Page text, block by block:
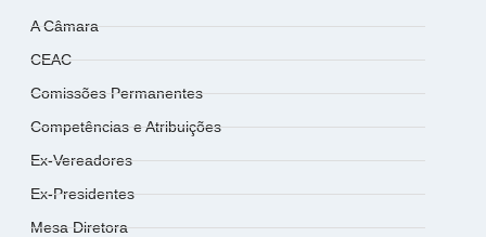
A Câmara
CEAC
Comissões Permanentes
Competências e Atribuições
Ex-Vereadores
Ex-Presidentes
Mesa Diretora